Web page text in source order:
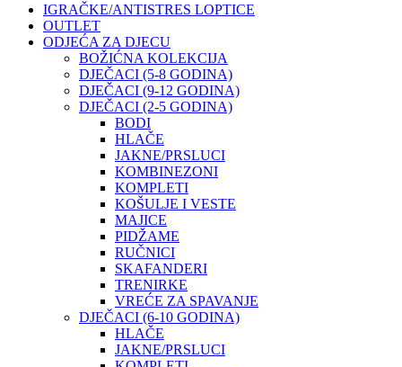
IGRAČKE/ANTISTRES LOPTICE
OUTLET
ODJEĆA ZA DJECU
BOŽIĆNA KOLEKCIJA
DJEČACI (5-8 GODINA)
DJEČACI (9-12 GODINA)
DJEČACI (2-5 GODINA)
BODI
HLAČE
JAKNE/PRSLUCI
KOMBINEZONI
KOMPLETI
KOŠULJE I VESTE
MAJICE
PIDŽAME
RUČNICI
SKAFANDERI
TRENIRKE
VREĆE ZA SPAVANJE
DJEČACI (6-10 GODINA)
HLAČE
JAKNE/PRSLUCI